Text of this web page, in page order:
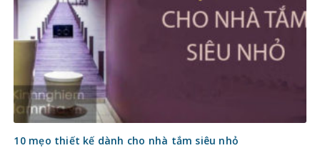
10 mẹo thiết kế dành cho nhà tắm siêu nhỏ